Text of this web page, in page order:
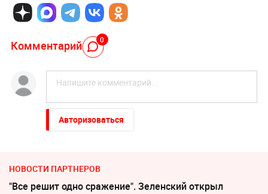
Комментарий 0
Авторизоваться
НОВОСТИ ПАРТНЕРОВ
"Все решит одно сражение". Зеленский открыл